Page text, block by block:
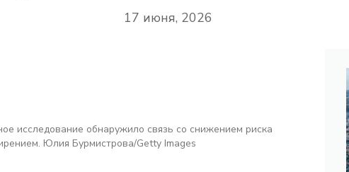
17 июня, 2026
исследование обнаружило связь со снижением риска
Юлия Бурмистрова/Getty Images